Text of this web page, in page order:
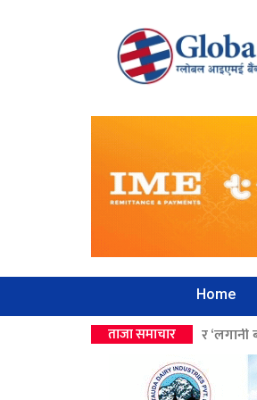
Home
ताजा समाचार
वालेन्द्रको उपहार ‘लगानी बोर्डको सीईओ’ >>